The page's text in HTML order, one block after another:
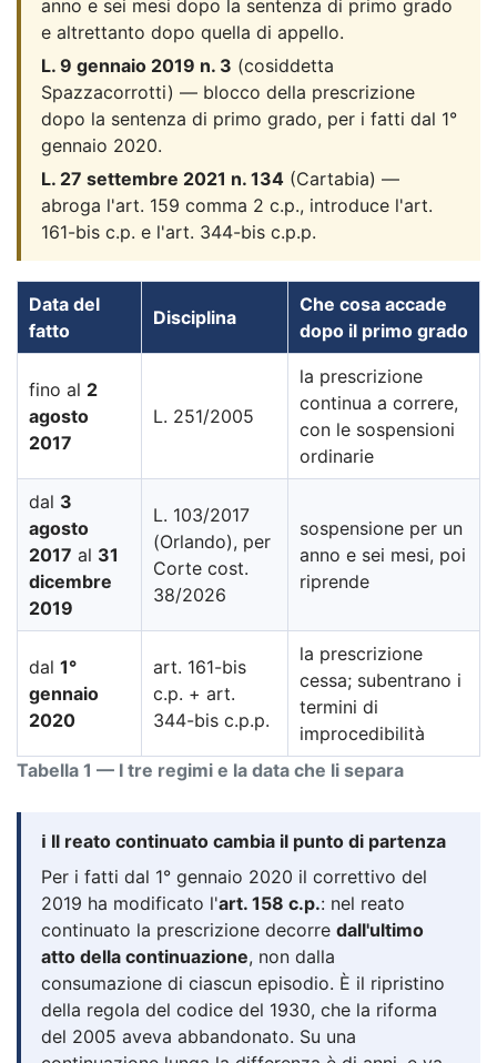
anno e sei mesi dopo la sentenza di primo grado
e altrettanto dopo quella di appello.
L. 9 gennaio 2019 n. 3 (cosiddetta
Spazzacorrotti) — blocco della prescrizione
dopo la sentenza di primo grado, per i fatti dal 1°
gennaio 2020.
L. 27 settembre 2021 n. 134 (Cartabia) —
abroga l'art. 159 comma 2 c.p., introduce l'art.
161-bis c.p. e l'art. 344-bis c.p.p.
Tabella 1 — I tre regimi e la data che li separa
Data del
fatto
Disciplina
Che cosa accade
dopo il primo grado
fino al 2
agosto
2017
L. 251/2005
la prescrizione
continua a correre,
con le sospensioni
ordinarie
dal 3
agosto
2017 al 31
dicembre
2019
L. 103/2017
(Orlando), per
Corte cost.
38/2026
sospensione per un
anno e sei mesi, poi
riprende
dal 1°
gennaio
2020
art. 161-bis
c.p. + art.
344-bis c.p.p.
la prescrizione
cessa; subentrano i
termini di
improcedibilità
ℹ️ Il reato continuato cambia il punto di partenza
Per i fatti dal 1° gennaio 2020 il correttivo del
2019 ha modificato l'art. 158 c.p.: nel reato
continuato la prescrizione decorre dall'ultimo
atto della continuazione, non dalla
consumazione di ciascun episodio. È il ripristino
della regola del codice del 1930, che la riforma
del 2005 aveva abbandonato. Su una